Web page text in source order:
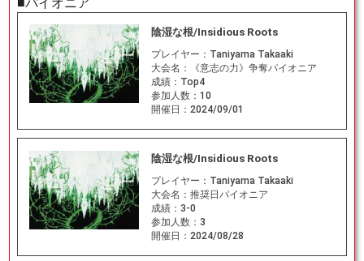
陰湿な根/Insidious Roots
プレイヤー： Taniyama Takaaki
大会名：
《意志の力》争奪パイオニア
成績： Top4
参加人数： 10
開催日： 2024/09/01
陰湿な根/Insidious Roots
プレイヤー： Taniyama Takaaki
大会名： 推奨日パイオニア
成績： 3-0
参加人数： 3
開催日： 2024/08/28